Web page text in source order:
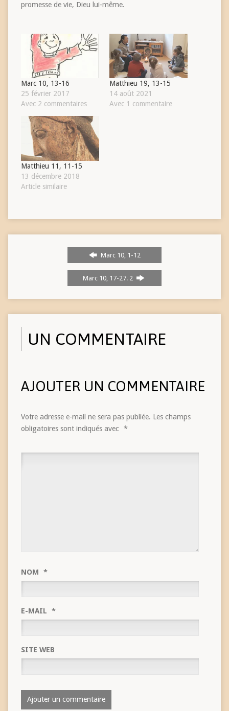
promesse de vie, Dieu lui-même.
Marc 10, 13-16
25 février 2017
Avec 2 commentaires
Matthieu 19, 13-15
14 août 2021
Avec 1 commentaire
Matthieu 11, 11-15
13 décembre 2018
Article similaire
Marc 10, 1-12
Marc 10, 17-27. 2
UN COMMENTAIRE
AJOUTER UN COMMENTAIRE
Votre adresse e-mail ne sera pas publiée. Les champs
obligatoires sont indiqués avec *
NOM *
E-MAIL *
SITE WEB